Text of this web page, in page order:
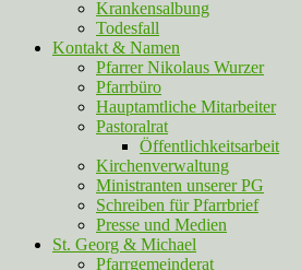
Krankensalbung
Todesfall
Kontakt & Namen
Pfarrer Nikolaus Wurzer
Pfarrbüro
Hauptamtliche Mitarbeiter
Pastoralrat
Öffentlichkeitsarbeit
Kirchenverwaltung
Ministranten unserer PG
Schreiben für Pfarrbrief
Presse und Medien
St. Georg & Michael
Pfarrgemeinderat